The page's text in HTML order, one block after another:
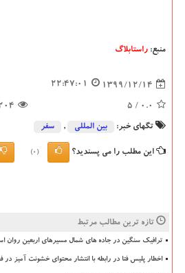
منبع: راستابلاگ
1399/12/14
22:47:01
0.0
/ 5
تگهای خبر: بین المللی , سفر
این مطلب را می پسندید؟ (0)
تازه ترین مطالب مرتبط
ترافیک سنگین در جاده های شمال مسیرهای اربعین روان
اخطار پلیس فتا در رابطه با انتشار محتوای خشونت آمیز